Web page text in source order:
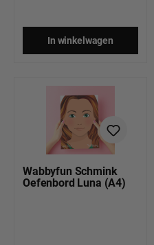
In winkelwagen
Wabbyfun Schmink
Oefenbord Luna (A4)